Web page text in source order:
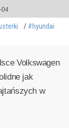
04
#hyundai
Volkswagen
jak
w